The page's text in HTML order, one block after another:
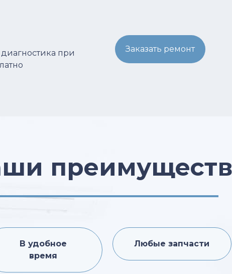
при
Заказать ремонт
В удобное
время
Любые запчасти